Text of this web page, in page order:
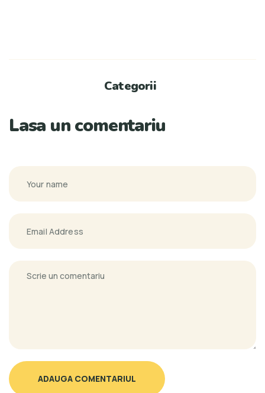
Categorii
Lasa un comentariu
ADAUGA COMENTARIUL